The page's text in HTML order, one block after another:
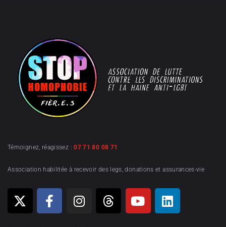
Témoignez, réagissez :07 71 80 08 71
Association habilitée à recevoir des legs, donations et assurances-vie